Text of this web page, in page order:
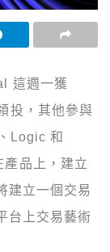
這週一獲
投，其他參與
Logic 和
品上，建立
建立一個交易
台上交易藝術